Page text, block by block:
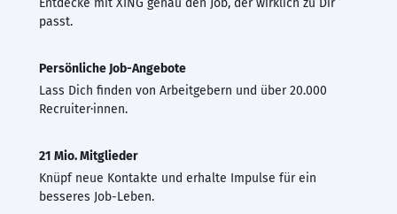
passt.
Persönliche Job-Angebote
Lass Dich finden von Arbeitgebern und über 20.000
Recruiter·innen.
21 Mio. Mitglieder
Knüpf neue Kontakte und erhalte Impulse für ein
besseres Job-Leben.